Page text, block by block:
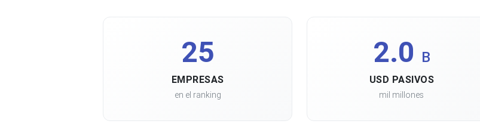
25
EMPRESAS
en el ranking
2.0 B
USD PASIVOS
mil millones